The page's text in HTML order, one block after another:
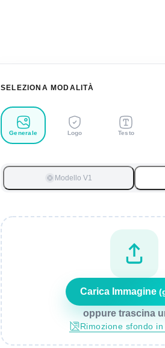
SELEZIONA MODALITÀ
Generale Logo Testo
Modello V1
Carica Immagine
oppure trascina
rimozione sfondo